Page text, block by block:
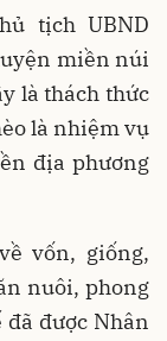
tịch UBND
miền núi
là thách thức
là nhiệm vụ
địa phương
vốn, giống,
nuôi, phong
được Nhân